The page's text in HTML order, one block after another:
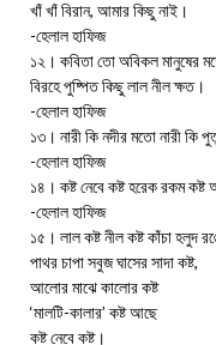
খাঁ খাঁ বিরান, আমার কিছু নাই।
-হেলাল হাফিজ
১২। কবিতা তো অবিকল মানুষের
বিরহে পুষ্পিত কিছু লাল নীল ক্ষত।
-হেলাল হাফিজ
১৩। নারী কি নদীর মতো নারী কি
-হেলাল হাফিজ
১৪। কষ্ট নেবে কষ্ট হরেক রকম কষ্ট
-হেলাল হাফিজ
১৫। লাল কষ্ট নীল কষ্ট কাঁচা হলুদ
পাথর চাপা সবুজ ঘাসের সাদা কষ্ট,
আলোর মাঝে কালোর কষ্ট
‘মালটি-কালার’ কষ্ট আছে
কষ্ট নেবে কষ্ট।